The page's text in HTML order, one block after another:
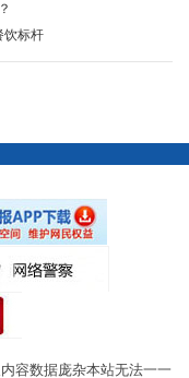
饮标杆
容数据庞杂本站无法一一